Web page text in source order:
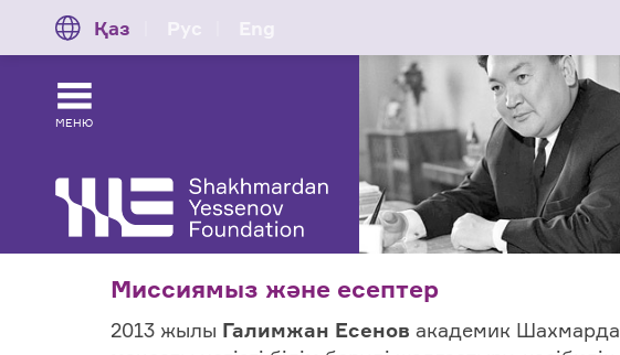
Қаз
МЕНЮ
Миссиямыз және есептер
2013 жылы Галимжан Есенов академик